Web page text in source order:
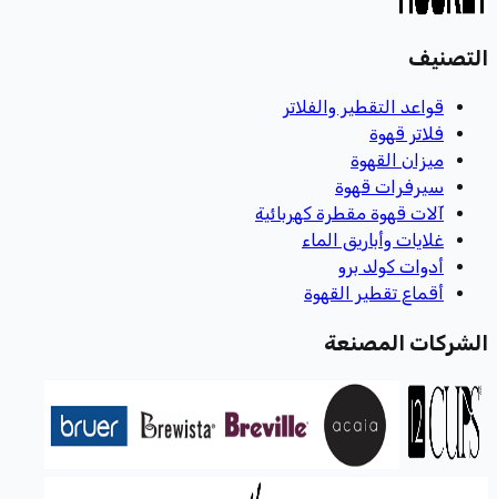
التصنيف
قواعد التقطير والفلاتر
فلاتر قهوة
ميزان القهوة
سيرفرات قهوة
آلات قهوة مقطرة كهربائية
غلايات وأباريق الماء
أدوات كولد برو
أقماع تقطير القهوة
الشركات المصنعة